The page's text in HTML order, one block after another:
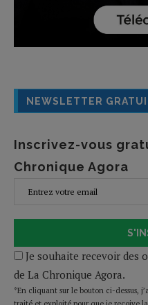
NEWSLETTER
Inscrivez-vous
Chronique Agora
Je souhaite recevoir des
de La Chronique Agora.
*En cliquant sur le bouton ci-dessus,